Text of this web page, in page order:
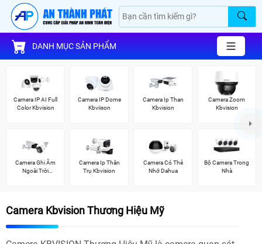
DANH MỤC SẢN PHẨM
Camera IP AI Full
Color Kbvision
Camera IP Dome
Kbviison
Camera Ip Than
Kbvision
Camera Zoom
Kbvision
Camera Ghi Âm
Ngoài Trời
Camera Ip Thân
Trụ Kbvision
Camera Có Thẻ
Nhớ Dahua
Bộ Camera Trong
Nhà
Camera Kbvision Thương Hiệu Mỹ